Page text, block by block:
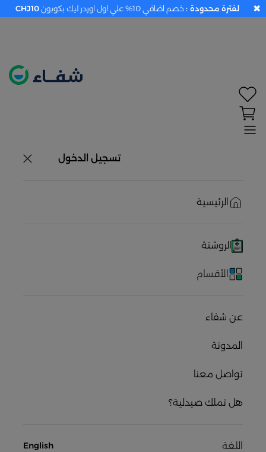
تسجيل الدخول
الرئيسية
الروشتة
الأقسام
عن شفاء
المدونة
تواصل معنا
هل تملك صيدلية؟
اللغة English
لفترة محدودة : خصم اضافي 10% علي اول اوردر ليك بكوبون CHJ10 ✖